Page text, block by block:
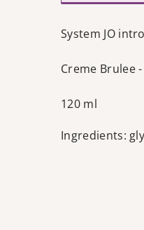
System JO
Creme Brulee
120 ml
Ingredients: